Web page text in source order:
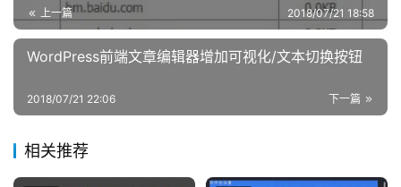
机
推
而成，既然要我们来编辑，那么推广的机会就来了。咱们还
是先说说，他们排名算法以及规则吧。
优势，优势在哪里呢，就是通过阿拉丁通道排名的，说白了
前面说到了付费竞价推广是通过后台直接给出排名，而百度
上一篇 2018/07/21 18:58
WordPress前端文章编辑器增加可视化/文本切换按钮
下一篇
2018/07/21 22:06
相关推荐